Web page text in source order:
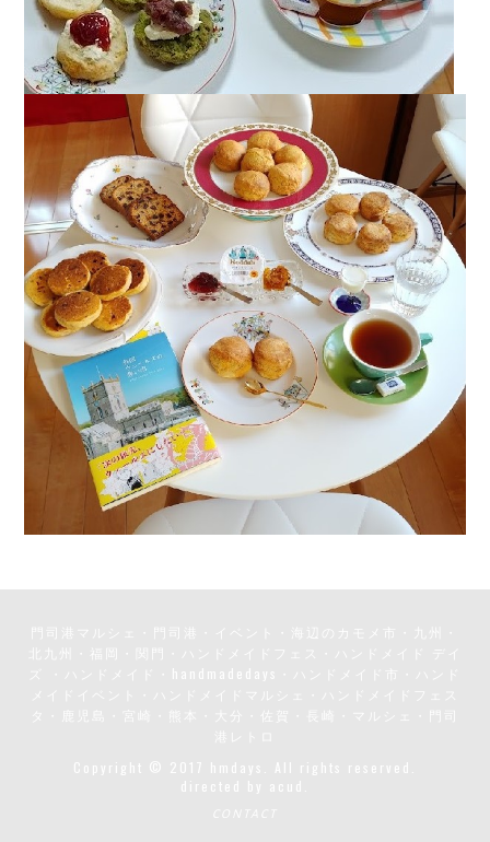
門司港マルシェ・門司港・イベント・海辺のカモメ市・九州・
ズ ・ハンドメイド・handmadedays・ハンドメイド市・ハンド
タ・鹿児島・宮崎・熊本・大分・佐賀・長崎・マルシェ・門司
Copyright © 2017 hmdays. All rights reserved.
directed by acud.
CONTACT